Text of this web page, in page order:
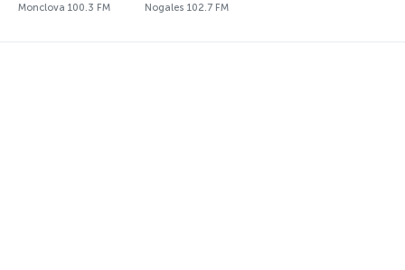
Monclova 100.3 FM Nogales 102.7 FM